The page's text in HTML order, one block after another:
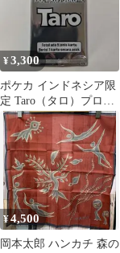
¥3,300
ポケカ インドネシア限
定 Taro（タロ）プロモ
カード
¥4,500
岡本太郎 ハンカチ 森の